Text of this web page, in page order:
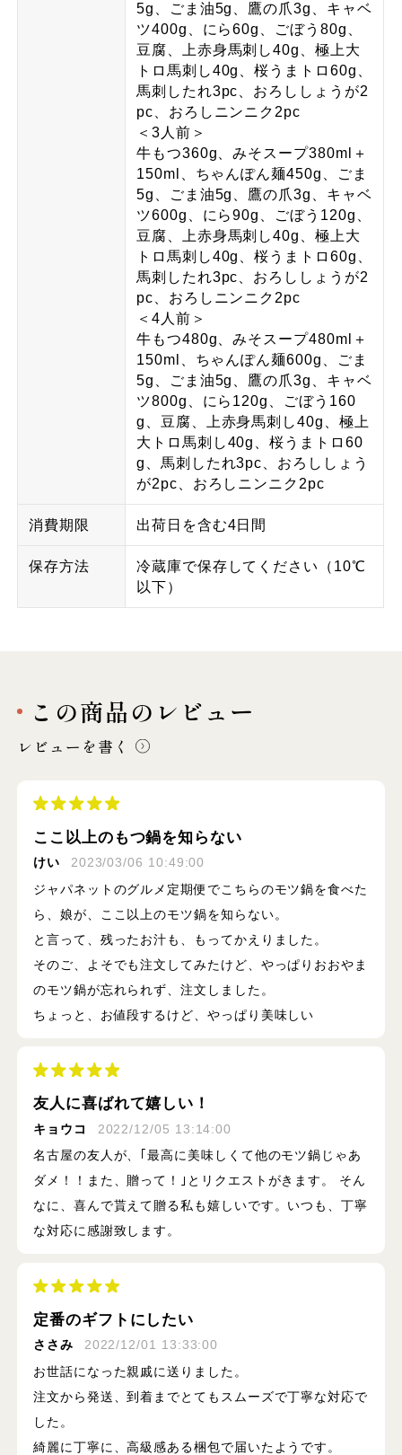
5g、ごま油5g、鷹の爪3g、キャベ
ツ400g、にら60g、ごぼう80g、
豆腐、上赤身馬刺し40g、極上大
トロ馬刺し40g、桜うまトロ60g、
馬刺したれ3pc、おろししょうが2
pc、おろしニンニク2pc
＜3人前＞
牛もつ360g、みそスープ380ml＋
150ml、ちゃんぽん麺450g、ごま
5g、ごま油5g、鷹の爪3g、キャベ
ツ600g、にら90g、ごぼう120g、
豆腐、上赤身馬刺し40g、極上大
トロ馬刺し40g、桜うまトロ60g、
馬刺したれ3pc、おろししょうが2
pc、おろしニンニク2pc
＜4人前＞
牛もつ480g、みそスープ480ml＋
150ml、ちゃんぽん麺600g、ごま
5g、ごま油5g、鷹の爪3g、キャベ
ツ800g、にら120g、ごぼう160
g、豆腐、上赤身馬刺し40g、極上
大トロ馬刺し40g、桜うまトロ60
g、馬刺したれ3pc、おろししょう
が2pc、おろしニンニク2pc
消費期限 出荷日を含む4日間
保存方法
冷蔵庫で保存してください（10℃
以下）
この商品のレビュー
レビューを書く
ここ以上のもつ鍋を知らない
けい
2023/03/06 10:49:00
ジャパネットのグルメ定期便でこちらのモツ鍋を食べた
ら、娘が、ここ以上のモツ鍋を知らない。
と言って、残ったお汁も、もってかえりました。
そのご、よそでも注文してみたけど、やっぱりおおやま
のモツ鍋が忘れられず、注文しました。
ちょっと、お値段するけど、やっぱり美味しい
友人に喜ばれて嬉しい！
キョウコ
2022/12/05 13:14:00
名古屋の友人が、｢最高に美味しくて他のモツ鍋じゃあ
ダメ！！また、贈って！｣とリクエストがきます。 そん
なに、喜んで貰えて贈る私も嬉しいです。いつも、丁寧
な対応に感謝致します。
定番のギフトにしたい
ささみ
2022/12/01 13:33:00
お世話になった親戚に送りました。
注文から発送、到着までとてもスムーズで丁寧な対応で
した。
綺麗に丁寧に、高級感ある梱包で届いたようです。